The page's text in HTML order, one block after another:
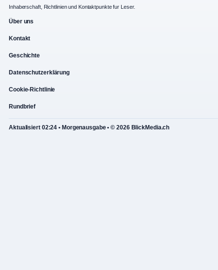
Inhaberschaft, Richtlinien und Kontaktpunkte fur Leser.
Über uns
Kontakt
Geschichte
Datenschutzerklärung
Cookie-Richtlinie
Rundbrief
Aktualisiert 02:24 • Morgenausgabe • © 2026 BlickMedia.ch